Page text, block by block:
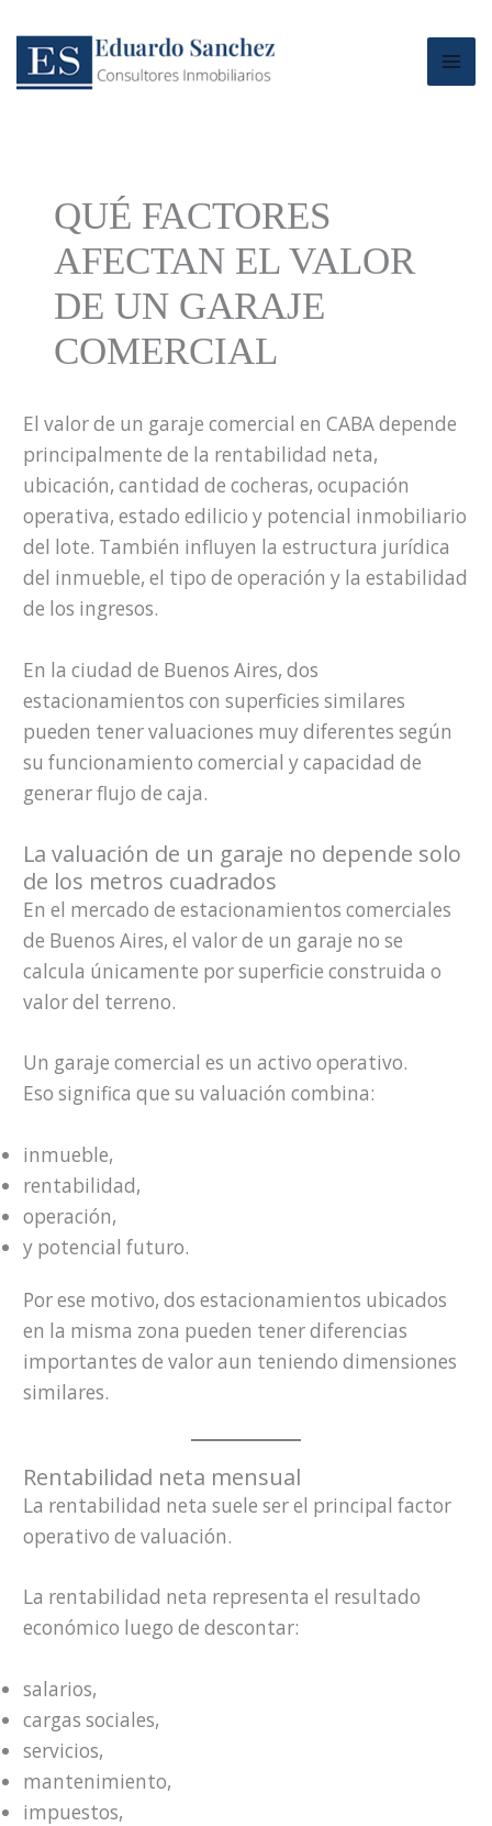
contenido
QUÉ FACTORES
AFECTAN EL VALOR
DE UN GARAJE
COMERCIAL
El valor de un garaje comercial en CABA depende
principalmente de la rentabilidad neta,
ubicación, cantidad de cocheras, ocupación
operativa, estado edilicio y potencial inmobiliario
del lote. También influyen la estructura jurídica
del inmueble, el tipo de operación y la estabilidad
de los ingresos.
En la ciudad de Buenos Aires, dos
estacionamientos con superficies similares
pueden tener valuaciones muy diferentes según
su funcionamiento comercial y capacidad de
generar flujo de caja.
La valuación de un garaje no depende solo
de los metros cuadrados
En el mercado de estacionamientos comerciales
de Buenos Aires, el valor de un garaje no se
calcula únicamente por superficie construida o
valor del terreno.
Un garaje comercial es un activo operativo.
Eso significa que su valuación combina:
inmueble,
rentabilidad,
operación,
y potencial futuro.
Por ese motivo, dos estacionamientos ubicados
en la misma zona pueden tener diferencias
importantes de valor aun teniendo dimensiones
similares.
Rentabilidad neta mensual
La rentabilidad neta suele ser el principal factor
operativo de valuación.
La rentabilidad neta representa el resultado
económico luego de descontar:
salarios,
cargas sociales,
servicios,
mantenimiento,
impuestos,